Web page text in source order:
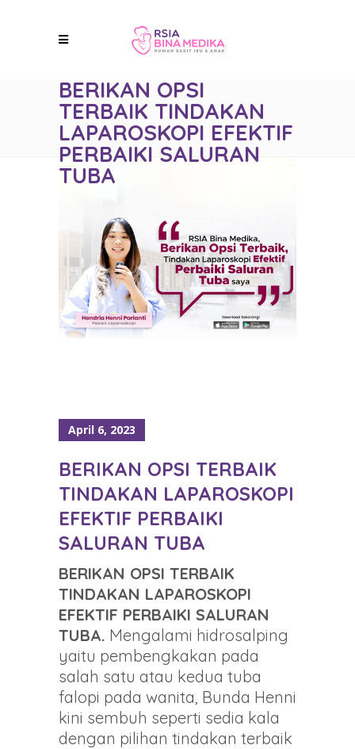
BERIKAN OPSI
TERBAIK TINDAKAN
LAPAROSKOPI EFEKTIF
PERBAIKI SALURAN
TUBA
April 6, 2023
BERIKAN OPSI TERBAIK
TINDAKAN LAPAROSKOPI
EFEKTIF PERBAIKI
SALURAN TUBA
BERIKAN OPSI TERBAIK
TINDAKAN LAPAROSKOPI
EFEKTIF PERBAIKI SALURAN
TUBA. Mengalami hidrosalping
yaitu pembengkakan pada
salah satu atau kedua tuba
falopi pada wanita, Bunda Henni
kini sembuh seperti sedia kala
dengan pilihan tindakan terbaik